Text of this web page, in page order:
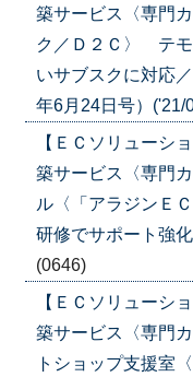
築サービス〈専門
ク／Ｄ２Ｃ〉 テモ
いサブスクに対応
年6月24日号）('21/
【ＥＣソリューシ
築サービス〈専門
ル〈「アラジンＥ
研修でサポート強
(0646)
【ＥＣソリューシ
築サービス〈専門
トショップ支援室